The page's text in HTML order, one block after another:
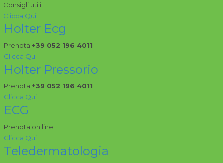
Consigli utili
Clicca Qui
Holter Ecg
Prenota +39 052 196 4011
Clicca Qui
Holter Pressorio
Prenota +39 052 196 4011
Clicca Qui
ECG
Prenota on line
Clicca Qui
Teledermatologia